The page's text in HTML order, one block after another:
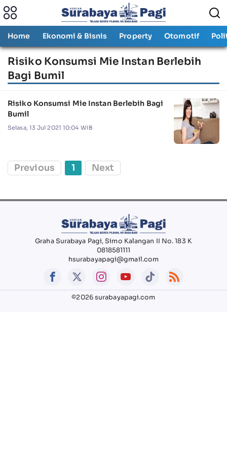
Home Ekonomi & Bisnis Property Otomotif
Risiko Konsumsi Mie Instan Berlebih
Bagi Bumil
Risiko Konsumsi Mie Instan Berlebih Bagi
Bumil
Selasa, 13 Jul 2021 10:04 WIB
Previous 1 Next
Graha Surabaya Pagi, Simo Kalangan II No. 183 K
0818581111
hsurabayapagi@gmail.com
©2026 surabayapagi.com